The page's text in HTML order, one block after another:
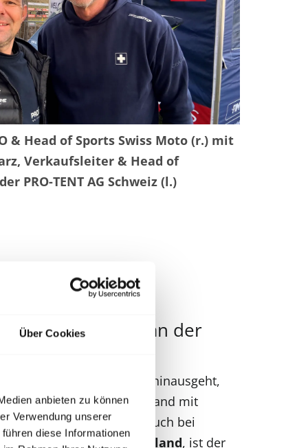
Über Cookies
anbieten zu können
Verwendung unserer
diese Informationen
& Head of Sports Swiss Moto (r.) mit
Verkaufsleiter & Head of
PRO-TENT AG Schweiz (l.)
Engagement an der
klassisches Sponsoring hinausgeht,
unterstützt den Verband mit
Swiss Moto Design. Auch bei
wie demMXGP Switzerland, ist der